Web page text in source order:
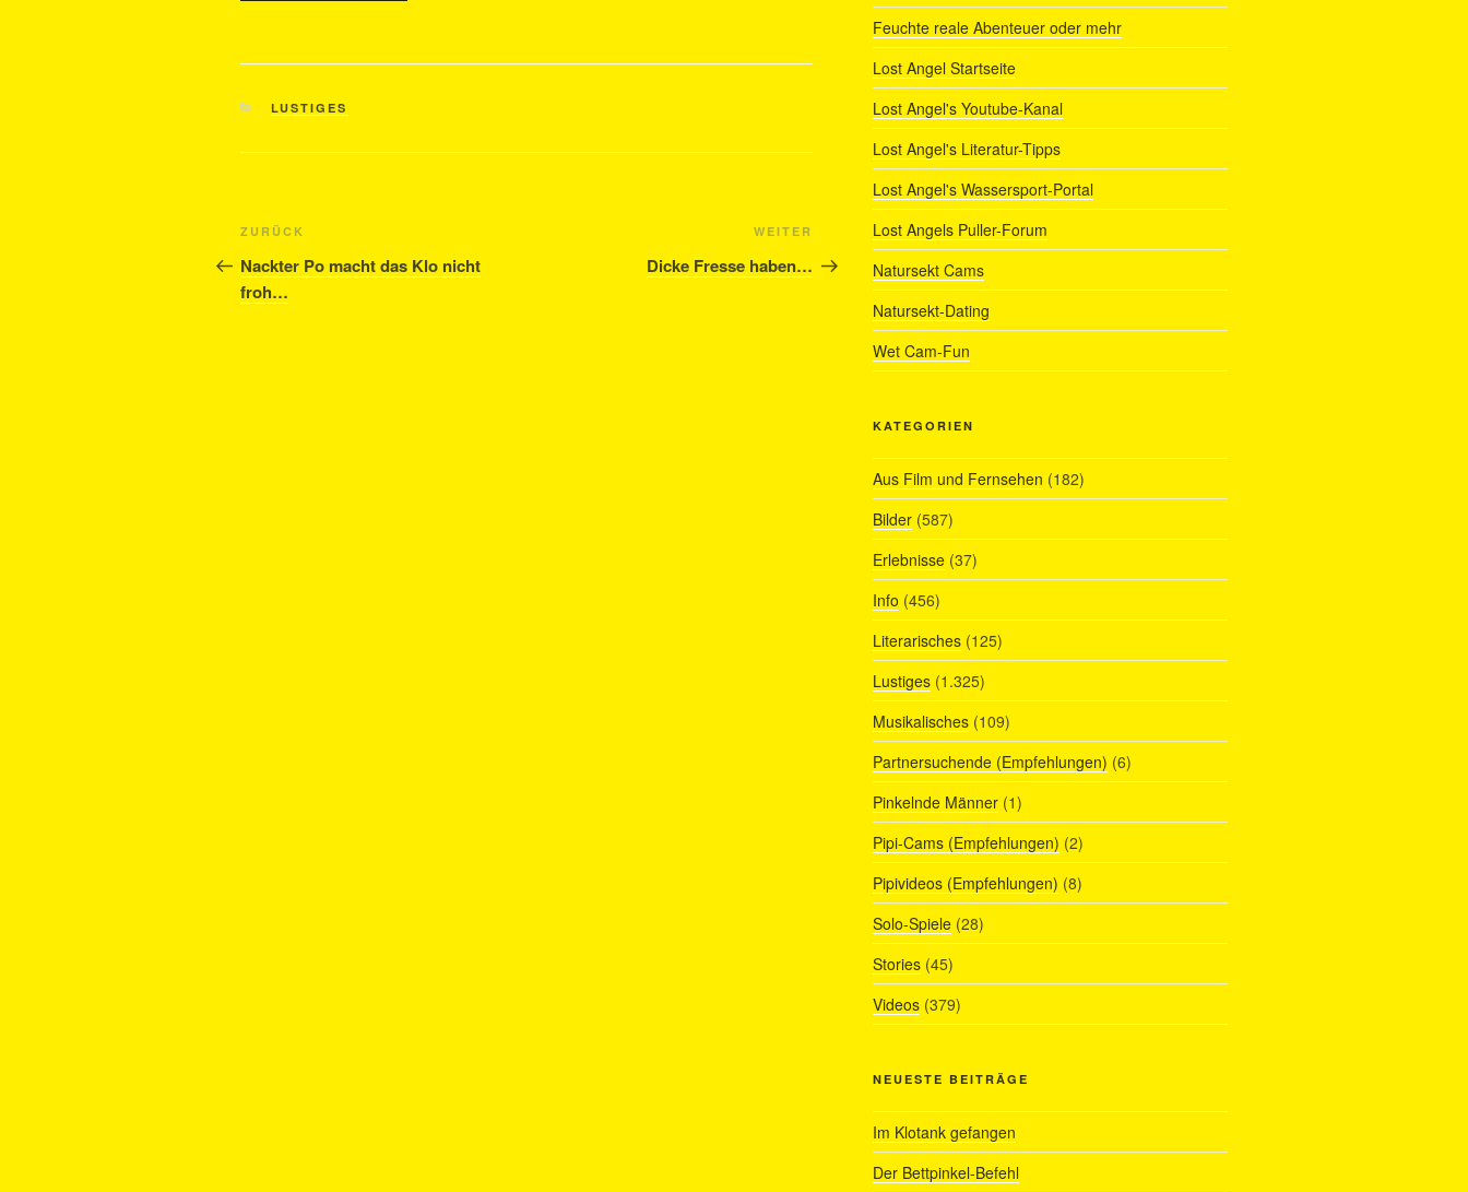
KATEGORIEN
LUSTIGES
Beitragsnavigation
Vorheriger
Beitrag
ZURÜCK
Nackter Po macht das Klo nicht
froh…
Nächster
Beitrag
WEITER
Dicke Fresse haben…
Feuchte reale Abenteuer oder mehr
Lost Angel Startseite
Lost Angel's Youtube-Kanal
Lost Angel's Literatur-Tipps
Lost Angel's Wassersport-Portal
Lost Angels Puller-Forum
Natursekt Cams
Natursekt-Dating
Wet Cam-Fun
KATEGORIEN
Aus Film und Fernsehen (182)
Bilder(587)
Erlebnisse(37)
Info (456)
Literarisches(125)
Lustiges(1.325)
Musikalisches(109)
Partnersuchende (Empfehlungen) (6)
Pinkelnde Männer(1)
Pipi-Cams (Empfehlungen) (2)
Pipivideos (Empfehlungen) (8)
Solo-Spiele(28)
Stories(45)
Videos(379)
NEUESTE BEITRÄGE
Im Klotank gefangen
Der Bettpinkel-Befehl